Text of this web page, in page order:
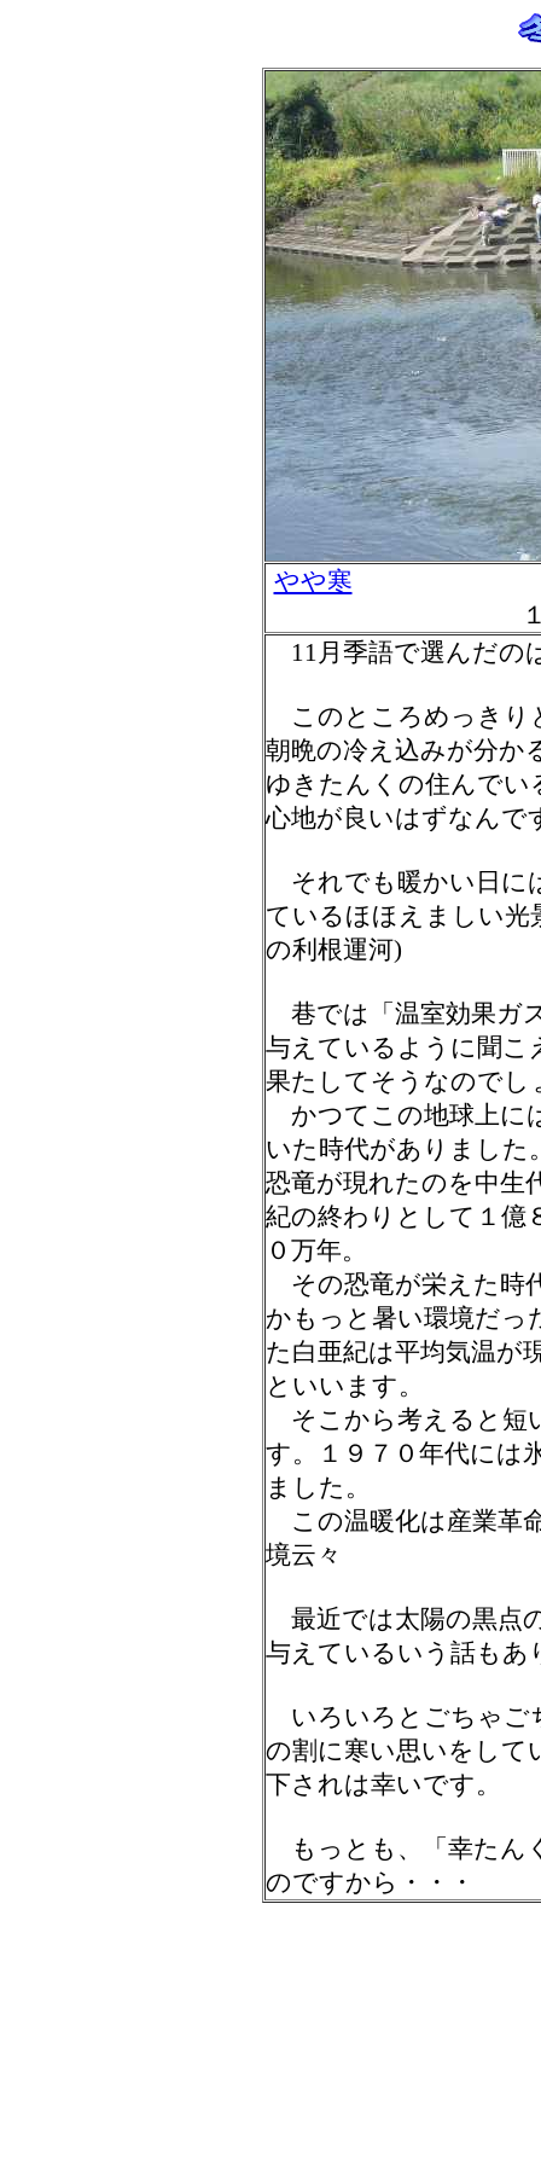
やや寒
11月季語で選んだの
このところめっきり
朝晩の冷え込みが分か
ゆきたんくの住んでい
心地が良いはずなんで
それでも暖かい日に
ているほほえましい光
の利根運河)
巷では「温室効果ガ
与えているように聞こ
果たしてそうなのでし
かつてこの地球上に
いた時代がありました
恐竜が現れたのを中生
紀の終わりとして１億
０万年。
その恐竜が栄えた時
かもっと暑い環境だっ
た白亜紀は平均気温が
といいます。
そこから考えると短
す。１９７０年代には
ました。
この温暖化は産業革
境云々
最近では太陽の黒点
与えているいう話もあ
いろいろとごちゃご
の割に寒い思いをして
下されは幸いです。
もっとも、「幸たん
のですから・・・